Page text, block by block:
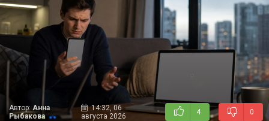
Автор: Анна
Рыбакова
14:32, 06
августа 2026
4 0